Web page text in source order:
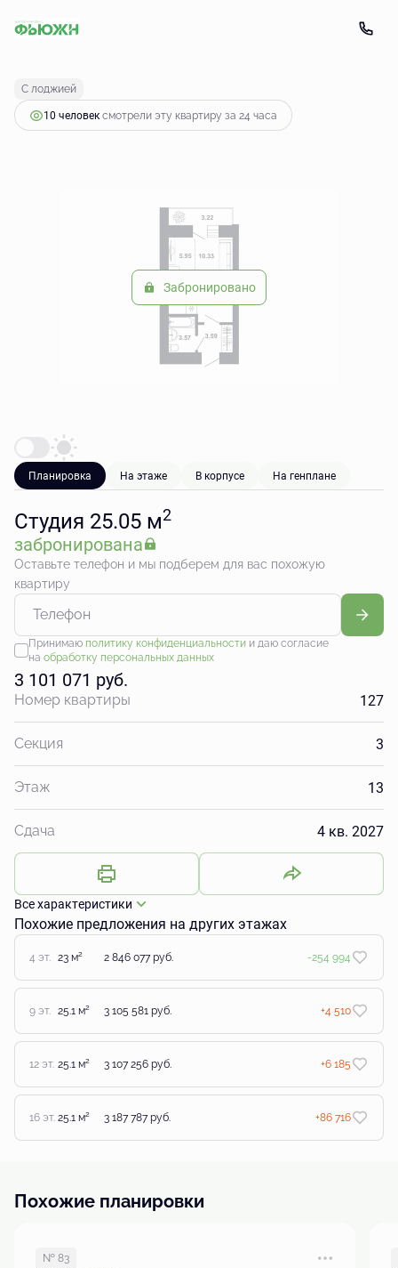
Студия25.05 м 3 101 071 руб.
С лоджией
10 человек смотрели эту квартиру за 24 часа
Забронировано
Планировка На этаже В корпусе На генплане
Студия 25.05 м2
забронирована
Оставьте телефон и мы подберем для вас похожую
квартиру
Принимаю политику конфиденциальностии даю согласие
на обработку персональных данных
3 101 071 руб.
Номер квартиры 127
Секция 3
Этаж 13
Сдача 4 кв. 2027
Все характеристики
Похожие предложения на других этажах
4 эт. 23 м2 2 846 077 руб. -254 994
9 эт. 25.1 м2 3 105 581 руб. +4 510
12 эт. 25.1 м2 3 107 256 руб. +6 185
16 эт. 25.1 м2 3 187 787 руб. +86 716
Похожие планировки
№ 83